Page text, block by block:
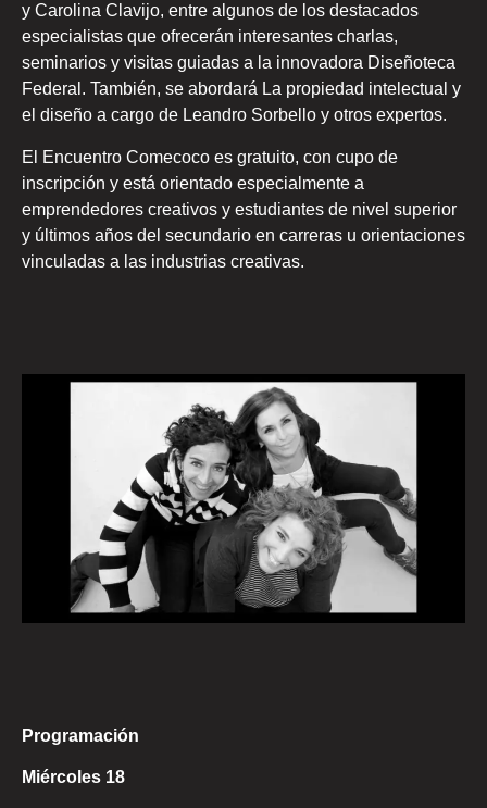
y Carolina Clavijo, entre algunos de los destacados
especialistas que ofrecerán interesantes charlas,
seminarios y visitas guiadas a la innovadora Diseñoteca
Federal. También, se abordará La propiedad intelectual y
el diseño a cargo de Leandro Sorbello y otros expertos.
El Encuentro Comecoco es gratuito, con cupo de
inscripción y está orientado especialmente a
emprendedores creativos y estudiantes de nivel superior
y últimos años del secundario en carreras u orientaciones
vinculadas a las industrias creativas.
Programación
Miércoles 18